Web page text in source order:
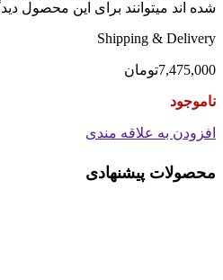
شده اند میتوانند برای این محصول
Shipping & Delivery
7,475,000تومان
ناموجود
افزودن به علاقه مندی
محصولات پیشنهادی